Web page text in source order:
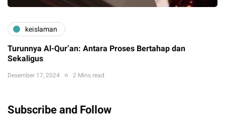
keislaman
Turunnya Al-Qur’an: Antara Proses Bertahap dan
Sekaligus
Desember 17, 2024 2 Mins read
Subscribe and Follow